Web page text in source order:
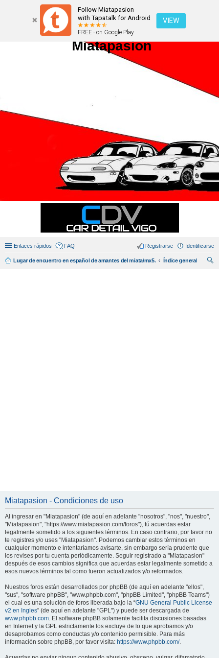
Follow Miatapasion
with Tapatalk for Android
FREE - on Google Play
VIEW
Miatapasion
Enlaces rápidos FAQ Identificarse
Registrarse
Lugar de encuentro en español de amantes del miata/mx5.
Índice general
Miatapasion - Condiciones de uso
Al ingresar en "Miatapasion" (de aquí en adelante "nosotros", "nos", "nuestro",
"Miatapasion", "https://www.miatapasion.com/foros"), tú acuerdas estar
legalmente sometido a los siguientes términos. En caso contrario, por favor no
te registres y/o uses "Miatapasion". Podemos cambiar estos términos en
cualquier momento e intentaríamos avisarte, sin embargo sería prudente que
los revises por tu cuenta periódicamente. Seguir registrado a "Miatapasion"
después de esos cambios significa que acuerdas estar legalmente sometido a
esos nuevos términos tal como fueron actualizados y/o reformados.
Nuestros foros están desarrollados por phpBB (de aquí en adelante "ellos",
"sus", "software phpBB", "www.phpbb.com", "phpBB Limited", "phpBB Teams")
el cual es una solución de foros liberada bajo la “GNU General Public License
v2 en Ingles” (de aquí en adelante "GPL") y puede ser descargada de
www.phpbb.com. El software phpBB solamente facilita discusiones basadas
en Internet y la GPL estrictamente los excluye de lo que aprobamos y/o
desaprobamos como conductas y/o contenido permisible. Para más
información sobre phpBB, por favor visita: https://www.phpbb.com/.